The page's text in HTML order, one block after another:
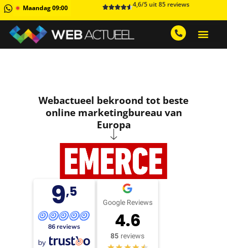
Maandag 09:00 4,6/5 uit 85 reviews
Webactueel bekroond tot beste
online marketingbureau van
Europa
9,5
86 reviews
by
Google Reviews
4.6
85 reviews